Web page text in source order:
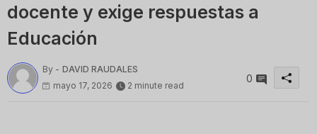
docente y exige respuestas a
Educación
By - DAVID RAUDALES
mayo 17, 2026
2 minute read
0